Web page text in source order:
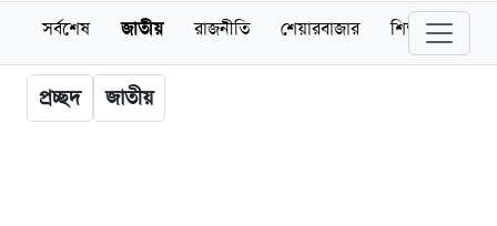
সর্বশেষ জাতীয় রাজনীতি শেয়ারবাজার শিক্ষা
প্রচ্ছদ জাতীয়